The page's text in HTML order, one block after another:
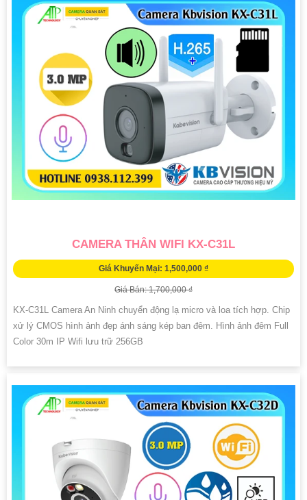
CAMERA THÂN WIFI KX-C31L
Giá Khuyến Mại: 1,500,000 ₫
Giá Bán: 1,700,000 ₫
KX-C31L Camera An Ninh chuyển động lạ micro và loa tích hợp. Chip
xử lý CMOS hình ảnh đẹp ánh sáng kép ban đêm. Hình ảnh đêm Full
Color 30m IP Wifi lưu trữ 256GB